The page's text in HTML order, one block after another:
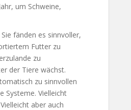
um Schweine,
fänden es sinnvoller,
Futter zu
zu
der Tiere wächst.
zu sinnvollen
Systeme. Vielleicht
aber auch